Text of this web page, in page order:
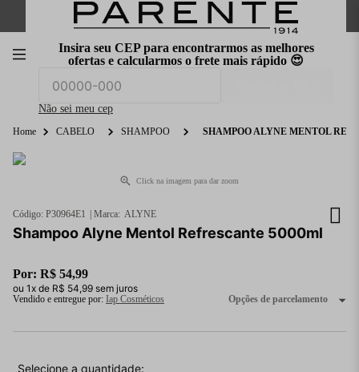
FRETE GRÁTIS nas compras a partir de R$199
Insira seu CEP para encontrarmos as melhores
ofertas e calcularmos o frete mais rápido 😍
Não sei meu cep
O que você procura hoje?
Home CABELO SHAMPOO SHAMPOO ALYNE MENTOL
Click na imagem para dar zoom
Código: P30964E1 ALYNE
Shampoo Alyne Mentol Refrescante 5000ml
Por: R$ 54,99
ou 1x de R$ 54,99 sem juros
Vendido e entregue por: Iap Cosméticos Opções de parcelamento